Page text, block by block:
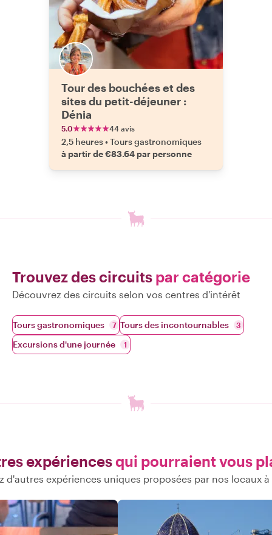
Tour des bouchées et des
sites du petit-déjeuner :
Dénia
5.0 44 avis
2,5 heures•Tours gastronomiques
à partir de €83.64 par personne
Trouvez des circuits par catégorie
Découvrez des circuits selon vos centres d'intérêt
Tours gastronomiques 7 Tours des incontournables 3
Excursions d'une journée 1
expériencesqui pourraient vous
d'autres expériences uniques proposées par nos locaux